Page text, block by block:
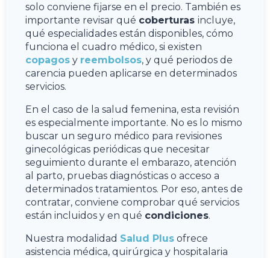
solo conviene fijarse en el precio. También es
importante revisar qué coberturas incluye,
qué especialidades están disponibles, cómo
funciona el cuadro médico, si existen
copagos y reembolsos, y qué periodos de
carencia pueden aplicarse en determinados
servicios.
En el caso de la salud femenina, esta revisión
es especialmente importante. No es lo mismo
buscar un seguro médico para revisiones
ginecológicas periódicas que necesitar
seguimiento durante el embarazo, atención
al parto, pruebas diagnósticas o acceso a
determinados tratamientos. Por eso, antes de
contratar, conviene comprobar qué servicios
están incluidos y en qué condiciones.
Nuestra modalidad Salud Plus ofrece
asistencia médica, quirúrgica y hospitalaria